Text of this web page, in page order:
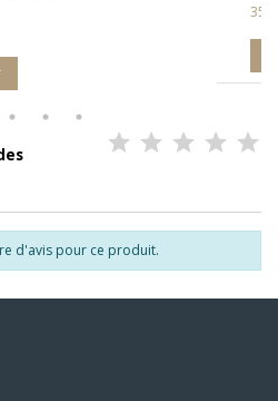
d'avis pour ce produit.